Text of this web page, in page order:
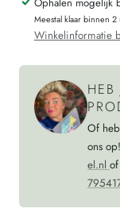
SUNSET
FLOWER
zijde
Meestal klaar binnen 2
Winkelinformatie
Of
ons
el.nl